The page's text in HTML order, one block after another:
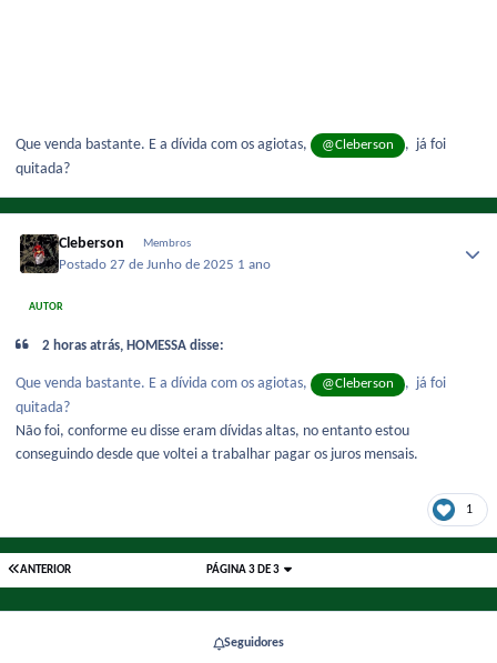
Que venda bastante. E a dívida com os agiotas, @Cleberson
, já foi
quitada?
Cleberson Membros
Postado27 de Junho de 2025 1 ano
AUTOR
2 horas atrás, HOMESSA disse:
Que venda bastante. E a dívida com os agiotas, @Cleberson
, já foi
quitada?
Não foi, conforme eu disse eram dívidas altas, no entanto estou
conseguindo desde que voltei a trabalhar pagar os juros mensais.
1
ANTERIOR PÁGINA 3 DE 3
Seguidores